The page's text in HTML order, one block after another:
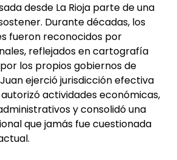
desde La Rioja parte de una
Durante décadas, los
fueron reconocidos por
reflejados en cartografía
los propios gobiernos de
ejerció jurisdicción efectiva
actividades económicas,
y consolidó una
que jamás fue cuestionada